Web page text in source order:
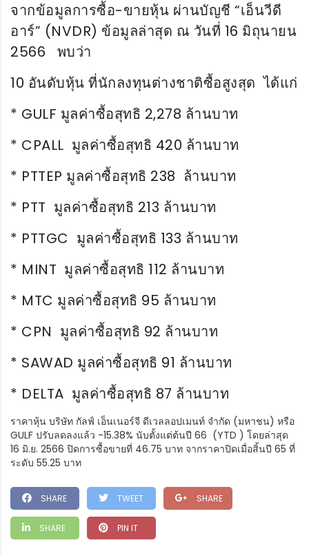
จากข้อมูลการซื้อ-ขายหุ้น ผ่านบัญชี “เอ็นวีดี
อาร์” (NVDR) ข้อมูลล่าสุด ณ วันที่ 16 มิถุนายน
2566 พบว่า
10 อันดับหุ้น ที่นักลงทุนต่างชาติซื้อสูงสุด ได้แก่
* GULF มูลค่าซื้อสุทธิ 2,278 ล้านบาท
* CPALL มูลค่าซื้อสุทธิ 420 ล้านบาท
* PTTEP มูลค่าซื้อสุทธิ 238 ล้านบาท
* PTT มูลค่าซื้อสุทธิ 213 ล้านบาท
* PTTGC มูลค่าซื้อสุทธิ 133 ล้านบาท
* MINT มูลค่าซื้อสุทธิ 112 ล้านบาท
* MTC มูลค่าซื้อสุทธิ 95 ล้านบาท
* CPN มูลค่าซื้อสุทธิ 92 ล้านบาท
* SAWAD มูลค่าซื้อสุทธิ 91 ล้านบาท
* DELTA มูลค่าซื้อสุทธิ 87 ล้านบาท
ราคาหุ้น บริษัท กัลฟ์ เอ็นเนอร์จี ดีเวลลอปเมนท์ จำกัด (มหาชน) หรือ
GULF ปรับลดลงแล้ว -15.38% นับตั้งแต่ต้นปี 66 (YTD ) โดยล่าสุด
16 มิ.ย. 2566 ปิดการซื้อขายที่ 46.75 บาท จากราคาปิดเมื่อสิ้นปี 65 ที่
ระดับ 55.25 บาท
SHARE TWEET SHARE
SHARE PIN IT